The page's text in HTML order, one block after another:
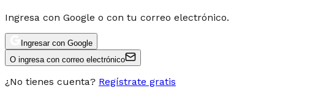
Ingresa con Google o con tu correo electrónico.
Ingresar con Google
O ingresa con correo electrónico
¿No tienes cuenta? Regístrate gratis